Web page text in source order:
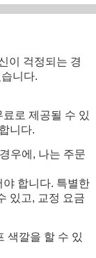
이 걱정되는 경
니다.
로 제공될 수 있
니다.
우에, 나는 주문
합니다. 특별한
있고, 교정 요금
색깔을 할 수 있